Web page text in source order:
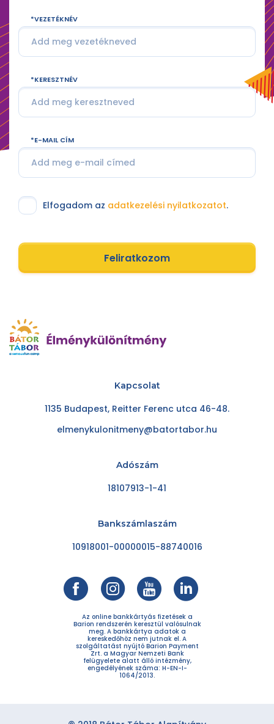
VEZETÉKNÉV
KERESZTNÉV
E-MAIL CÍM
Elfogadom az adatkezelési nyilatkozatot.
Feliratkozom
Kapcsolat
1135 Budapest, Reitter Ferenc utca 46-48.
elmenykulonitmeny@batortabor.hu
Adószám
18107913-1-41
Bankszámlaszám
10918001-00000015-88740016
Az online bankkártyás fizetések a
Barion rendszerén keresztül valósulnak
meg. A bankkártya adatok a
kereskedőhöz nem jutnak el. A
szolgáltatást nyújtó Barion Payment
Zrt. a Magyar Nemzeti Bank
felügyelete alatt álló intézmény,
engedélyének száma: H-EN-I-
1064/2013.